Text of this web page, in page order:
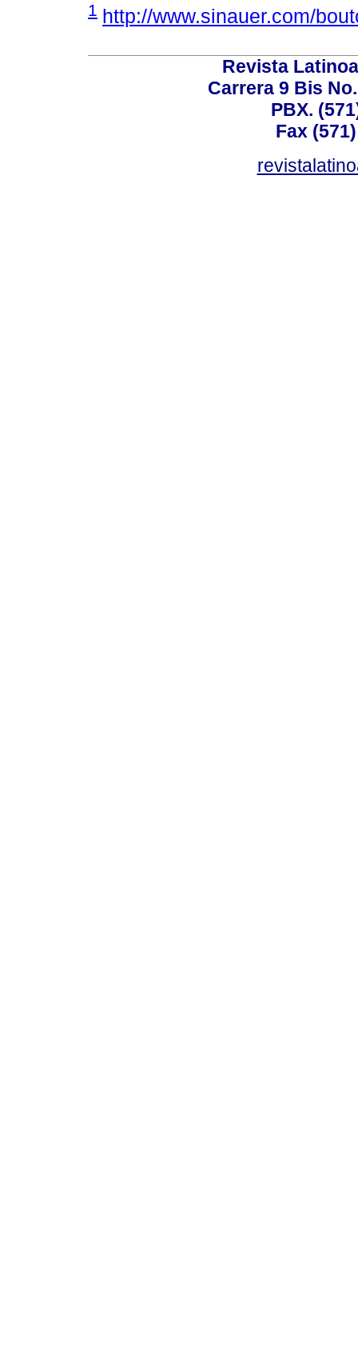
1 http://www.sinauer.com/
Revista
Carrera 9 Bis
PBX.
Fax